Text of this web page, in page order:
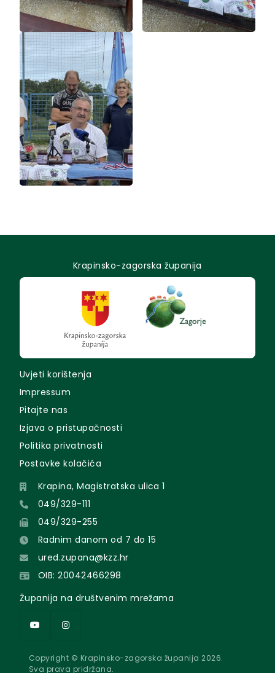
Krapinsko-zagorska županija
Uvjeti korištenja
Impressum
Pitajte nas
Izjava o pristupačnosti
Politika privatnosti
Postavke kolačića
Krapina, Magistratska ulica 1
049/329-111
049/329-255
Radnim danom od 7 do 15
ured.zupana@kzz.hr
OIB: 20042466298
Županija na društvenim mrežama
Copyright © Krapinsko-zagorska županija 2026.
Sva prava pridržana.